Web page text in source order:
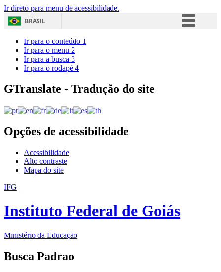
Ir direto para menu de acessibilidade.
BRASIL
Acesso à informação
Ir para o conteúdo 1
Ir para o menu 2
Ir para a busca 3
Ir para o rodapé 4
GTranslate - Tradução do site
Opções de acessibilidade
Acessibilidade
Alto contraste
Mapa do site
IFG
Instituto Federal de Goiás
Ministério da Educação
Busca Padrao